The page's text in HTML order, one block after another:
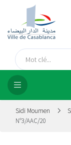
Sidi Moumen
N°3/AAC/20